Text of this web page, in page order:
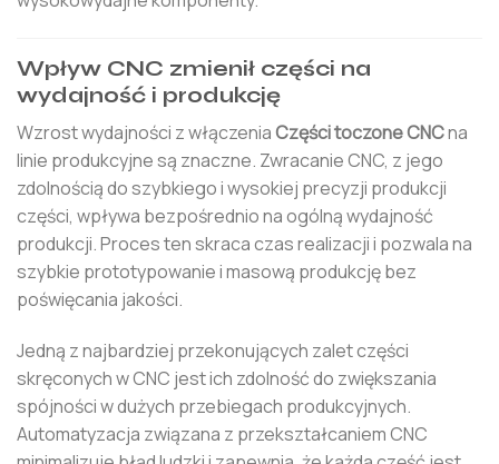
Wpływ CNC zmienił części na
wydajność i produkcję
Wzrost wydajności z włączeniaCzęści toczone CNCna
linie produkcyjne są znaczne. Zwracanie CNC, z jego
zdolnością do szybkiego i wysokiej precyzji produkcji
części, wpływa bezpośrednio na ogólną wydajność
produkcji. Proces ten skraca czas realizacji i pozwala na
szybkie prototypowanie i masową produkcję bez
poświęcania jakości.
Jedną z najbardziej przekonujących zalet części
skręconych w CNC jest ich zdolność do zwiększania
spójności w dużych przebiegach produkcyjnych.
Automatyzacja związana z przekształcaniem CNC